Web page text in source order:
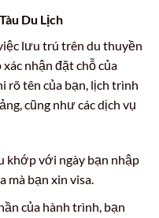
Du Lịch
lưu trú trên du thuyền
nhận đặt chỗ của
rõ tên của bạn, lịch trình
cũng như các dịch vụ
khớp với ngày bạn nhập
mà bạn xin visa.
của hành trình, bạn